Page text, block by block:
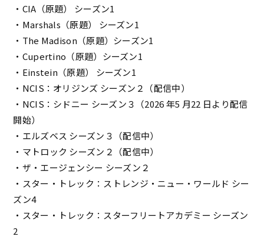
・CIA（原題） シーズン1
・Marshals（原題） シーズン1
・The Madison（原題）シーズン1
・Cupertino（原題）シーズン1
・Einstein（原題） シーズン1
・NCIS：オリジンズ シーズン２（配信中）
・NCIS：シドニー シーズン３（2026 年5 月22 日より配信
開始）
・エルズベス シーズン３（配信中）
・マトロック シーズン２（配信中）
・ザ・エージェンシー シーズン２
・スター・トレック：ストレンジ・ニュー・ワールド シー
ズン4
・スター・トレック：スターフリートアカデミー シーズン
2